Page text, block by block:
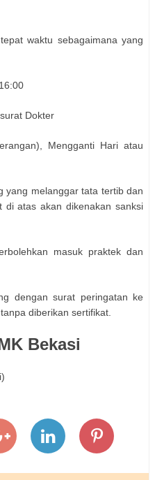
waktu sebagaimana yang
Dokter
Mengganti Hari atau
yang melanggar tata tertib dan
di atas akan dikenakan sanksi
masuk praktek dan
dengan surat peringatan ke
diberikan sertifikat.
Bekasi